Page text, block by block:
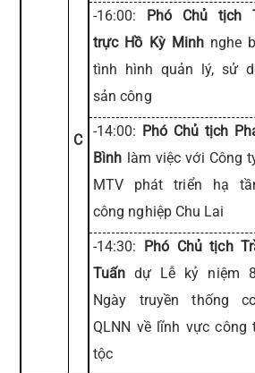
C
-16:00: Phó Chủ tịch
trực Hồ Kỳ Minh nghe
tình hình quản lý, sử
sản công
-14:00: Phó Chủ tịch
Bình làm việc với Công
MTV phát triển hạ
công nghiệp Chu Lai
-14:30: Phó Chủ tịch
Tuấn dự Lễ kỷ niệm
Ngày truyền thống
QLNN về lĩnh vực công
tộc